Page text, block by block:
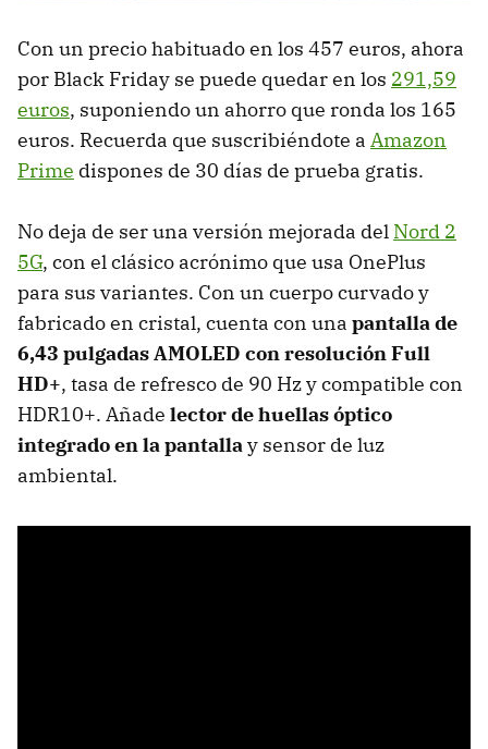
Con un precio habituado en los 457 euros, ahora
por Black Friday se puede quedar en los 291,59
euros, suponiendo un ahorro que ronda los 165
euros. Recuerda que suscribiéndote a Amazon
Prime dispones de 30 días de prueba gratis.
No deja de ser una versión mejorada del Nord 2
5G, con el clásico acrónimo que usa OnePlus
para sus variantes. Con un cuerpo curvado y
fabricado en cristal, cuenta con una pantalla de
6,43 pulgadas AMOLED con resolución Full
HD+, tasa de refresco de 90 Hz y compatible con
HDR10+. Añade lector de huellas óptico
integrado en la pantallay sensor de luz
ambiental.